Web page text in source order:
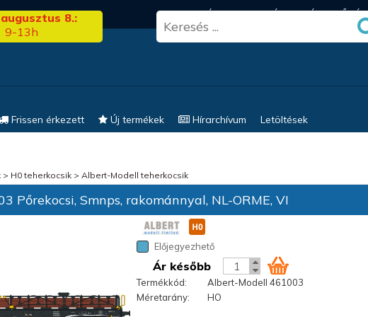
FRISS HÍREK KERESÉS ELÉRHETŐSÉG
8.:
9-13h
Frissen érkezett Új termékek Hírarchívum Letöltések
> H0 teherkocsik >Albert-Modell teherkocsik
Pőrekocsi, Smnps, rakománnyal, NL-ORME, VI
Előjegyezhető
Ár később
Termékkód:
Albert-Modell 461003
Méretarány:
HO